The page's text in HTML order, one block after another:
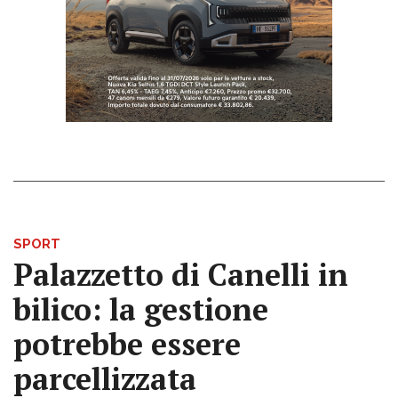
SPORT
Palazzetto di Canelli in
bilico: la gestione
potrebbe essere
parcellizzata